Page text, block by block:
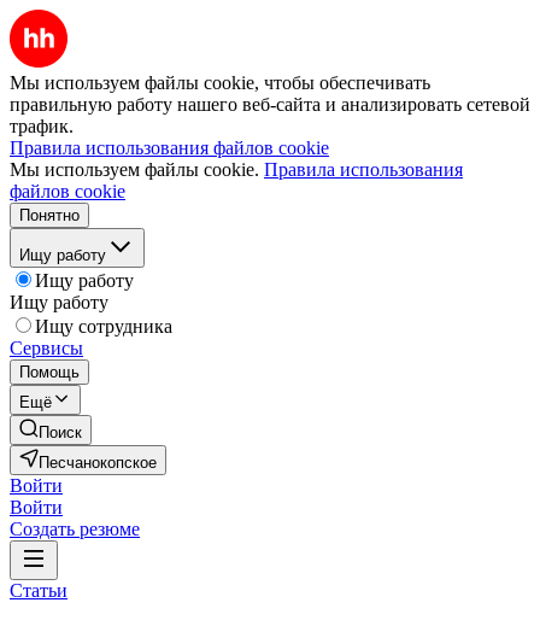
Мы используем файлы cookie, чтобы обеспечивать
правильную работу нашего веб-сайта и анализировать сетевой
трафик.
Правила использования файлов cookie
Мы используем файлы cookie. Правила использования
файлов cookie
Понятно
Ищу работу
Ищу работу
Ищу работу
Ищу сотрудника
Сервисы
Помощь
Ещё
Поиск
Песчанокопское
Войти
Войти
Создать резюме
Статьи